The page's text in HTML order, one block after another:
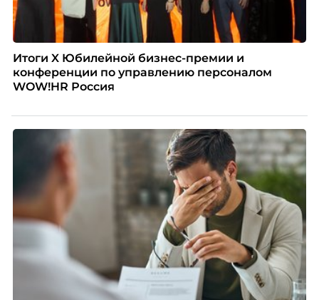
Итоги X Юбилейной бизнес-премии и
конференции по управлению персоналом
WOW!HR Россия